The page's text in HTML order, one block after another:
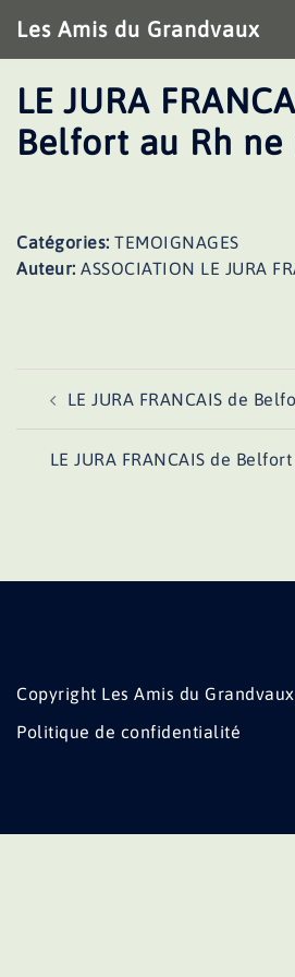
au
contenu
Les Amis du Grandvaux
LE JURA
Belfort au Rh ne
Catégories: TEMOIGNAGES
Auteur: ASSOCIATION LE JURA
d’article
LE JURA FRANCAIS de
LE JURA FRANCAIS de
Copyright Les Amis du
Politique de confidentialité